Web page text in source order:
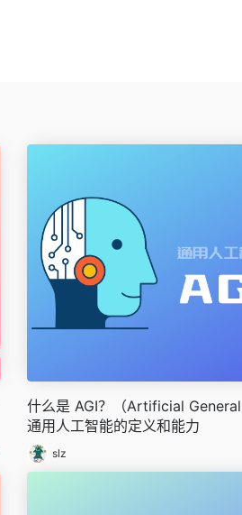
什么是 AGI？（Artificial General
通用人工智能的定义和能力
slz